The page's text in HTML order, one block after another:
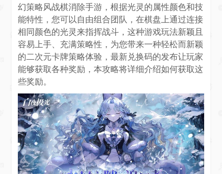
幻策略风战棋消除手游，根据光灵的属性颜色和技
能特性，您可以自由组合团队，在棋盘上通过连接
相同颜色的光灵来指挥战斗，这种游戏玩法新颖且
容易上手、充满策略性，为您带来一种轻松而新颖
的二次元卡牌策略体验，最新兑换码的发布让玩家
能够获取各种奖励，本攻略将详细介绍如何获取这
些奖励。